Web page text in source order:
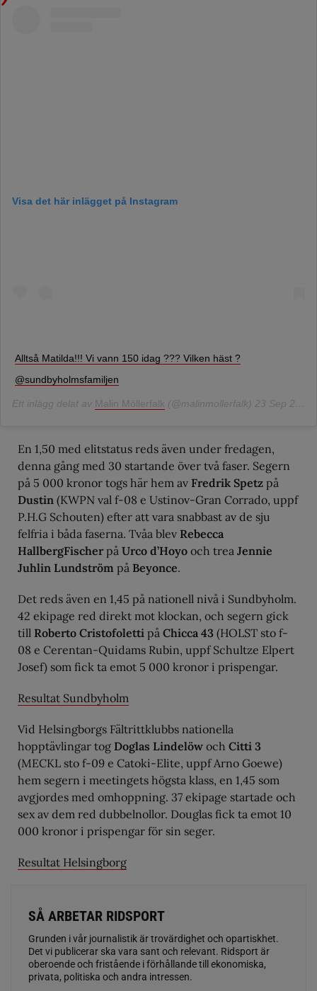
Visa det här inlägget på Instagram
Alltså Matilda!!! Vi vann 150 idag ??? Vilken häst ?
@sundbyholmsfamiljen
Ett inlägg delat av Malin Möllerfalk (@malinmollerfalk) 23 Sep 2018 kl. 8:20 PDT
En 1,50 med elitstatus reds även under fredagen,
denna gång med 30 startande över två faser. Segern
på 5 000 kronor togs här hem av Fredrik Spetz på
Dustin (KWPN val f-08 e Ustinov-Gran Corrado, uppf
P.H.G Schouten) efter att vara snabbast av de sju
felfria i båda faserna. Tvåa blev Rebecca
HallbergFischer på Urco d’Hoyo och trea Jennie
Juhlin Lundström på Beyonce.
Det reds även en 1,45 på nationell nivå i Sundbyholm.
42 ekipage red direkt mot klockan, och segern gick
till Roberto Cristofoletti på Chicca 43 (HOLST sto f-
08 e Cerentan-Quidams Rubin, uppf Schultze Elpert
Josef) som fick ta emot 5 000 kronor i prispengar.
Resultat Sundbyholm
Vid Helsingborgs Fältrittklubbs nationella
hopptävlingar tog Doglas Lindelöw och Citti 3
(MECKL sto f-09 e Catoki-Elite, uppf Arno Goewe)
hem segern i meetingets högsta klass, en 1,45 som
avgjordes med omhoppning. 37 ekipage startade och
sex av dem red dubbelnollor. Douglas fick ta emot 10
000 kronor i prispengar för sin seger.
Resultat Helsingborg
SÅ ARBETAR RIDSPORT
Grunden i vår journalistik är trovärdighet och opartiskhet.
Det vi publicerar ska vara sant och relevant. Ridsport är
oberoende och fristående i förhållande till ekonomiska,
privata, politiska och andra intressen.